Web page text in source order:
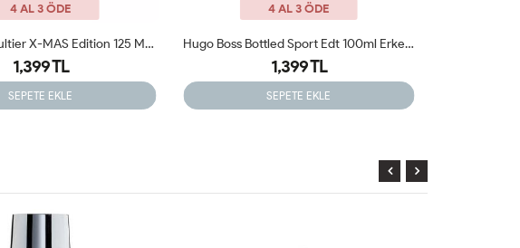
4 AL 3 ÖDE
Hugo Boss Bottled Sport Edt 100ml Erkek Tester Parfüm
1,399 TL
SEPETE EKLE
4 AL 3 ÖDE
Paco Rabanne One Million Elixir 100 Ml
1,399 TL
SEPETE EKLE